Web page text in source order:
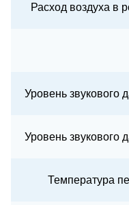
Расход воздуха в
Уровень звукового
Уровень звукового
Температура